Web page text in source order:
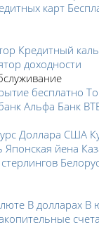
карт
Кредитный
доходности
бесплатно
Альфа Банк
Доллара США
Японская йена
В долларах В
счета